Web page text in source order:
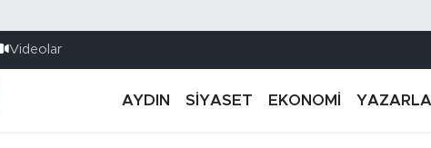
Videolar
AYDIN SİYASET EKONOMİ